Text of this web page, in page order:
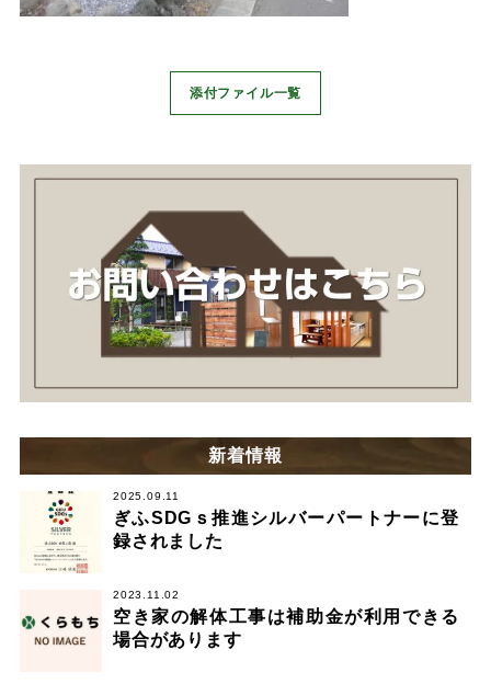
添付ファイル一覧
新着情報
2025.09.11
ぎふSDGｓ推進シルバーパートナーに登
録されました
2023.11.02
空き家の解体工事は補助金が利用できる
場合があります